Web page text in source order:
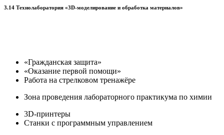
3.14 Технолаборатория «3D-моделирование и обработка материалов»
«Гражданская защита»
«Оказание первой помощи»
Работа на стрелковом тренажёре
Зона проведения лабораторного практикума по химии
3D-принтеры
Станки с программным управлением